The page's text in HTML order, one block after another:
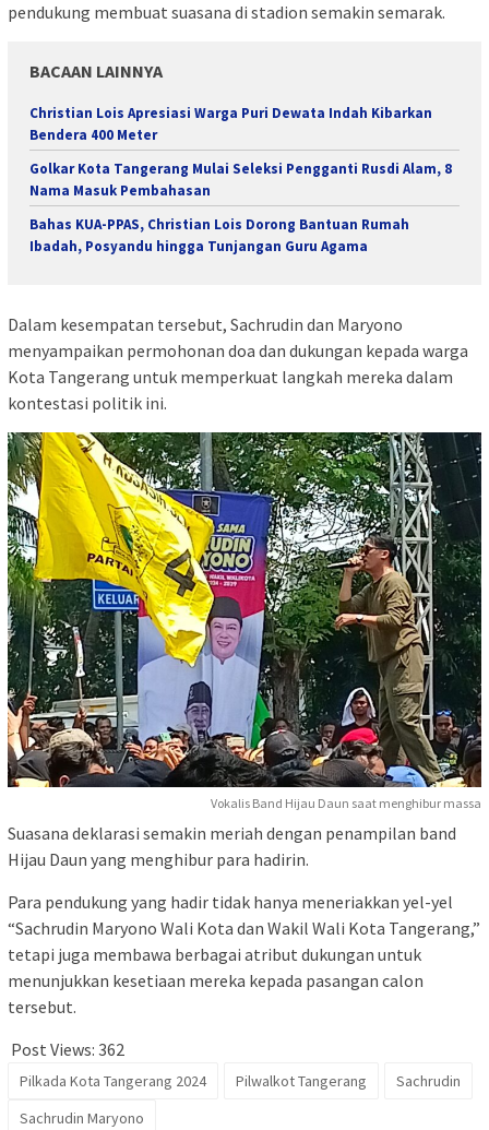
pendukung membuat suasana di stadion semakin semarak.
BACAAN LAINNYA
Christian Lois Apresiasi Warga Puri Dewata Indah Kibarkan
Bendera 400 Meter
Golkar Kota Tangerang Mulai Seleksi Pengganti Rusdi Alam, 8
Nama Masuk Pembahasan
Bahas KUA-PPAS, Christian Lois Dorong Bantuan Rumah
Ibadah, Posyandu hingga Tunjangan Guru Agama
Dalam kesempatan tersebut, Sachrudin dan Maryono
menyampaikan permohonan doa dan dukungan kepada warga
Kota Tangerang untuk memperkuat langkah mereka dalam
kontestasi politik ini.
Vokalis Band Hijau Daun saat menghibur massa
Suasana deklarasi semakin meriah dengan penampilan band
Hijau Daun yang menghibur para hadirin.
Para pendukung yang hadir tidak hanya meneriakkan yel-yel
“Sachrudin Maryono Wali Kota dan Wakil Wali Kota Tangerang,”
tetapi juga membawa berbagai atribut dukungan untuk
menunjukkan kesetiaan mereka kepada pasangan calon
tersebut.
Post Views: 362
Pilkada Kota Tangerang 2024 Pilwalkot Tangerang
Sachrudin
Sachrudin Maryono